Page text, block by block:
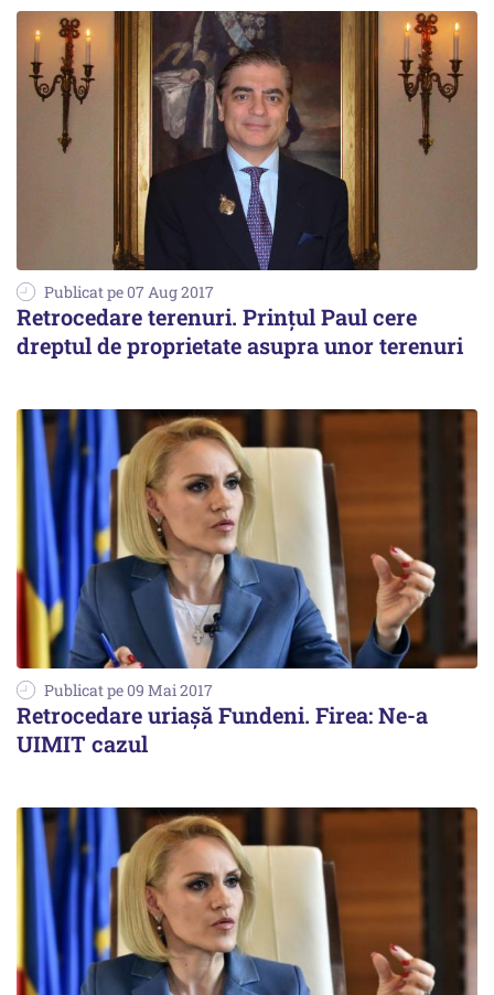
Publicat pe 07 Aug 2017
Retrocedare terenuri. Prințul Paul cere
dreptul de proprietate asupra unor terenuri
Publicat pe 09 Mai 2017
Retrocedare uriașă Fundeni. Firea: Ne-a
UIMIT cazul